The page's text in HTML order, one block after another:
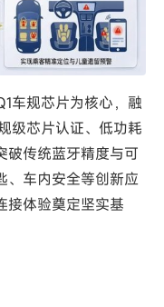
车规芯片为核心，融
级芯片认证、低功耗
破传统蓝牙精度与可
、车内安全等创新应
接体验奠定坚实基